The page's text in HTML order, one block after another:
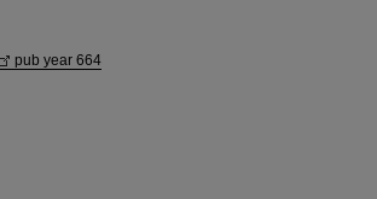
pub year 664